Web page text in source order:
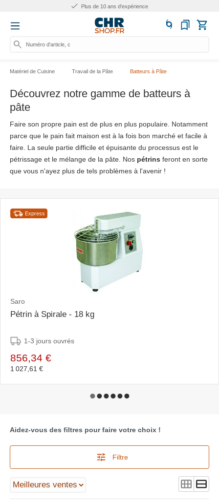
Plus de 10 ans d'expérience
Numéro d'article, catégorie
Matériel de Cuisine Travail de la Pâte Batteurs à Pâte
Découvrez notre gamme de batteurs à
pâte
Faire son propre pain est de plus en plus populaire. Notamment
parce que le pain fait maison est à la fois bon marché et facile à
faire. La seule partie difficile et épuisante du processus est le
pétrissage et le mélange de la pâte. Nos pétrins feront en sorte
que vous n'ayez plus de tels problèmes à l'avenir !
Express
Saro
Pétrin à Spirale - 18 kg
1-3 jours ouvrés
856,34 €
1 027,61 €
Aidez-vous des filtres pour faire votre choix !
Filtre